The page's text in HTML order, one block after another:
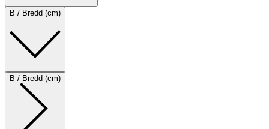
B / Bredd (cm)
B / Bredd (cm)